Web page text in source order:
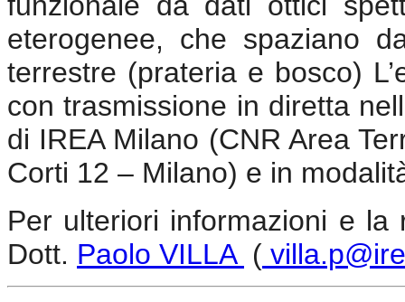
eterogenee, che spaziano
terrestre (prateria e bosco)
con trasmissione in diretta
di IREA Milano (CNR Area
Corti 12 – Milano) e in
Per ulteriori informazioni e la
Dott. Paolo VILLA (